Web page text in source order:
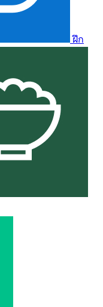
ฝึก